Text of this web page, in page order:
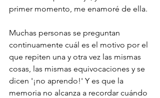
primer momento, me enamoré de ella.
Muchas personas se preguntan
continuamente cuál es el motivo por el
que repiten una y otra vez las mismas
cosas, las mismas equivocaciones y se
dicen '¡no aprendo!' Y es que la
memoria no alcanza a recordar cuándo